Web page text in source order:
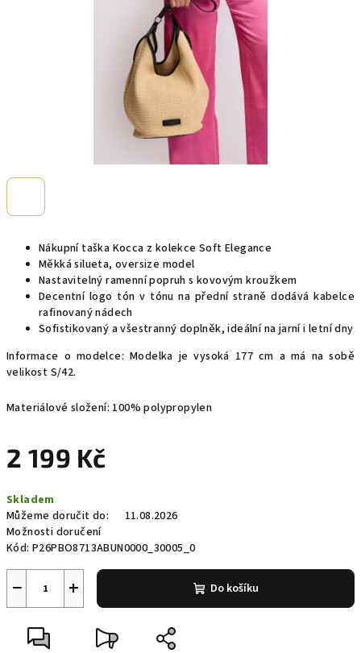
Nákupní taška Kocca z kolekce Soft Elegance
Měkká silueta, oversize model
Nastavitelný ramenní popruh s kovovým kroužkem
Decentní logo tón v tónu na přední straně dodává kabelce
rafinovaný nádech
Sofistikovaný a všestranný doplněk, ideální na jarní i letní dny
Informace o modelce: Modelka je vysoká 177 cm a má na sobě
velikost S/42.
Materiálové složení: 100% polypropylen
2 199 Kč
cena:
Skladem
Můžeme doručit do:
11.08.2026
Možnosti doručení
Kód: P26PBO8713ABUN0000_30005_0
+
− Do košíku